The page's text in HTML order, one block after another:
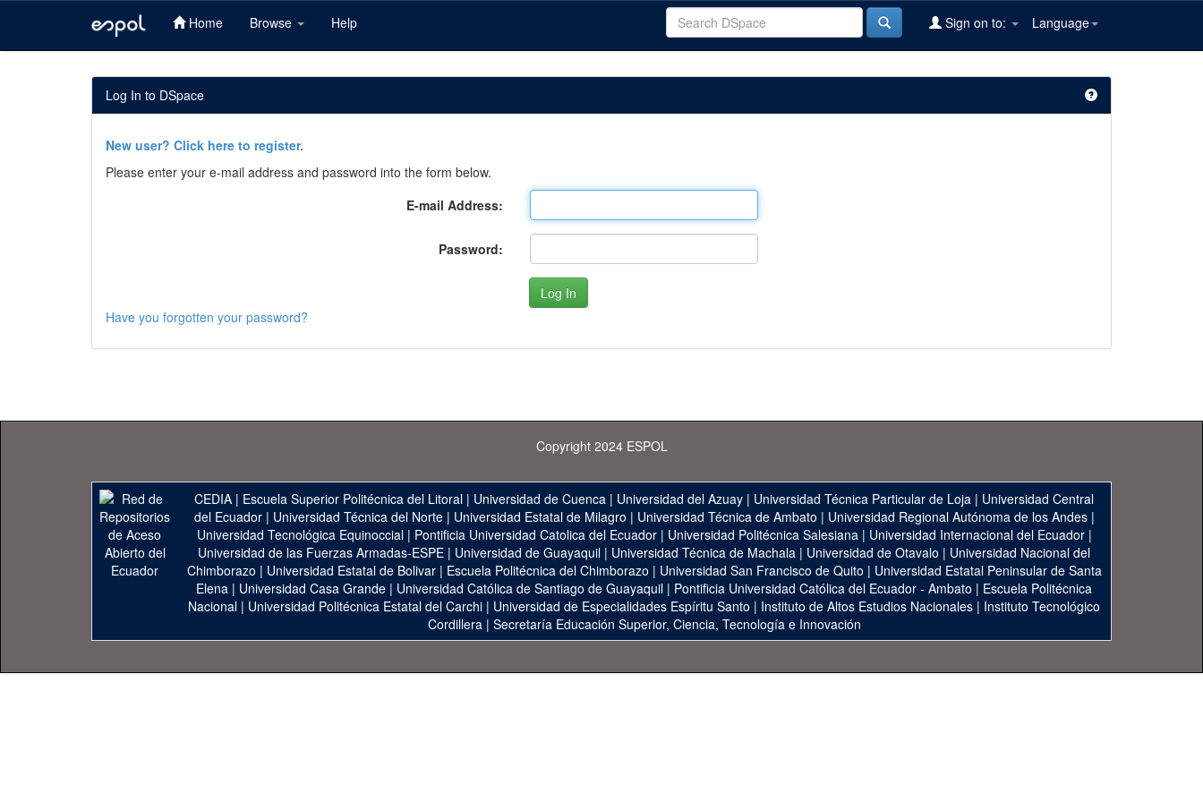
Home Browse Help Language
Sign on to:
Log In to DSpace
New user? Click here to register.
Please enter your e-mail address and password into the form below.
E-mail Address:
Password:
Have you forgotten your password?
Copyright 2024 ESPOL
CEDIA | Escuela Superior Politécnica del Litoral | Universidad de Cuenca | Universidad del Azuay | Universidad Técnica Particular de Loja | Universidad Central
del Ecuador| Universidad Técnica del Norte| Universidad Estatal de Milagro | Universidad Técnica de Ambato | Universidad Regional Autónoma de los Andes|
Universidad Tecnológica Equinoccial| Pontificia Universidad Catolica del Ecuador| Universidad Politécnica Salesiana| Universidad Internacional del Ecuador|
Universidad de las Fuerzas Armadas-ESPE | Universidad de Guayaquil | Universidad Técnica de Machala | Universidad de Otavalo | Universidad Nacional del
Chimborazo | Universidad Estatal de Bolivar| Escuela Politécnica del Chimborazo | Universidad San Francisco de Quito | Universidad Estatal Peninsular de Santa
Elena | Universidad Casa Grande | Universidad Católica de Santiago de Guayaquil | Pontificia Universidad Católica del Ecuador - Ambato | Escuela Politécnica
Nacional | Universidad Politécnica Estatal del Carchi | Universidad de Especialidades Espíritu Santo | Instituto de Altos Estudios Nacionales | Instituto Tecnológico
Cordillera| Secretaría Educación Superior, Ciencia, Tecnología e Innovación